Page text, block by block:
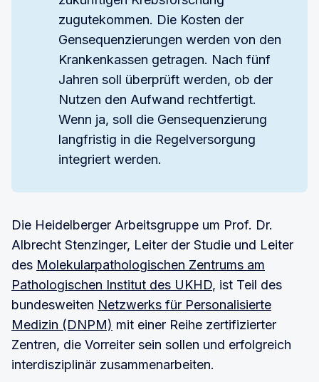
zugutekommen. Die Kosten der
Gensequenzierungen werden von den
Krankenkassen getragen. Nach fünf
Jahren soll überprüft werden, ob der
Nutzen den Aufwand rechtfertigt.
Wenn ja, soll die Gensequenzierung
langfristig in die Regelversorgung
integriert werden.
Die Heidelberger Arbeitsgruppe um Prof. Dr.
Albrecht Stenzinger, Leiter der Studie und Leiter
des Molekularpathologischen Zentrums am
Pathologischen Institut des UKHD, ist Teil des
bundesweiten Netzwerks für Personalisierte
Medizin (DNPM) mit einer Reihe zertifizierter
Zentren, die Vorreiter sein sollen und erfolgreich
interdisziplinär zusammenarbeiten.